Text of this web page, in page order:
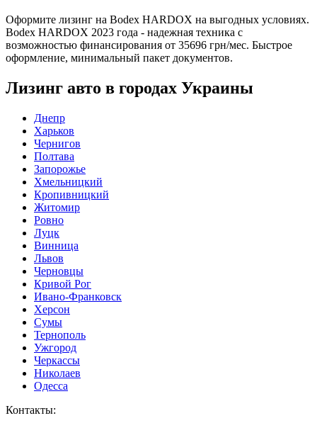
Оформите лизинг на Bodex HARDOX на выгодных условиях.
Bodex HARDOX 2023 года - надежная техника с
возможностью финансирования от 35696 грн/мес. Быстрое
оформление, минимальный пакет документов.
Лизинг авто в городах Украины
Днепр
Харьков
Чернигов
Полтава
Запорожье
Хмельницкий
Кропивницкий
Житомир
Ровно
Луцк
Винница
Львов
Черновцы
Кривой Рог
Ивано-Франковск
Херсон
Сумы
Тернополь
Ужгород
Черкассы
Николаев
Одесса
Контакты: